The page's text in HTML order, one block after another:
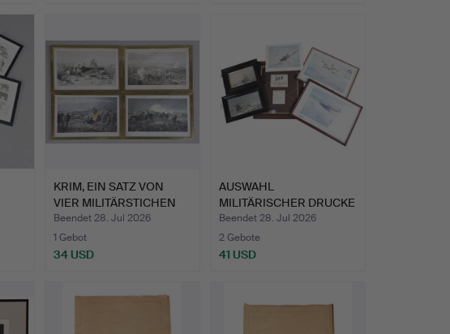
KRIM, EIN SATZ VON
VIER MILITÄRSTICHEN
AUS…
Beendet 28. Jul 2026
1 Gebot
34 USD
AUSWAHL
MILITÄRISCHER DRUCKE
(6).
Beendet 28. Jul 2026
2 Gebote
41 USD